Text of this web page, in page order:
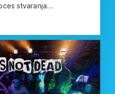
stvaranja....